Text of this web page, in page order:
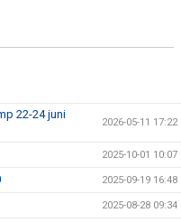
22-24 juni
2026-05-11 17:22
2025-10-01 10:07
2025-09-19 16:48
2025-08-28 09:34